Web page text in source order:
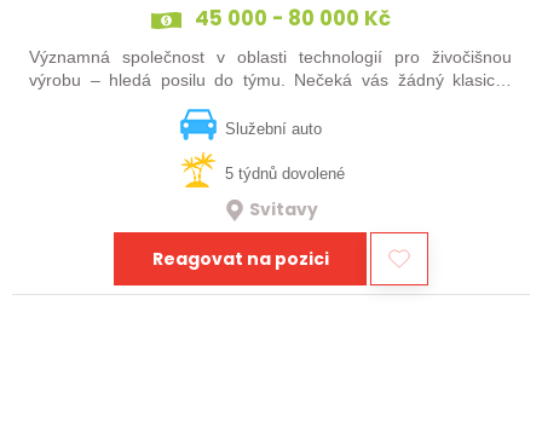
45 000 - 80 000 Kč
Významná společnost v oblasti technologií pro živočišnou
výrobu – hledá posilu do týmu. Nečeká vás žádný klasický
Služební auto
5 týdnů dovolené
Svitavy
Reagovat na pozici